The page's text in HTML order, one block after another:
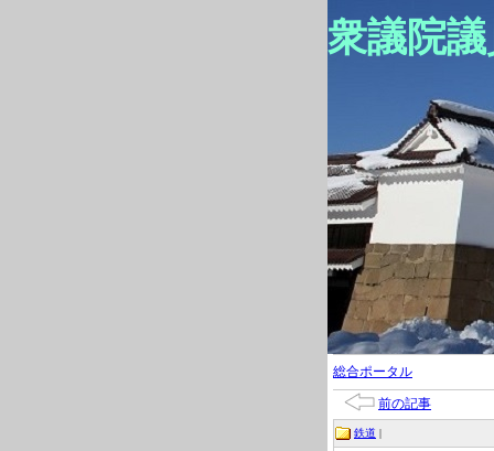
衆議院
総合ポータル
前の記事
鉄道 |